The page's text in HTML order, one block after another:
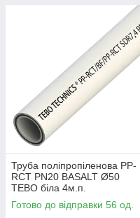
Труба поліпропіленова PP-
RCT PN20 BASALT Ø50
TEBO біла 4м.п.
Готово до відправки 56 од.